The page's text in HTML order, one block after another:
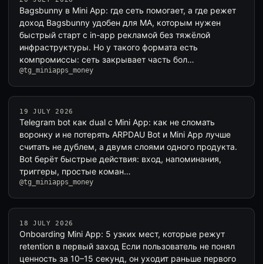
Bagsbunny в Mini App: где сеть помогает, а где режет
доход Bagsbunny удобен для MA, которым нужен
быстрый старт с in-app рекламой без тяжёлой
инфраструктуры. Но у такого формата есть
компромиссы: сеть закрывает часть бол…
@tg_miniapps_money
19 JULY 2026
Telegram bot как dual с Mini App: как не сломать
воронку и не потерять ARPDAU Bot и Mini App лучше
считать не дублем, а двумя слоями одного продукта.
Bot берёт быстрые действия: вход, напоминания,
триггеры, простые коман…
@tg_miniapps_money
18 JULY 2026
Onboarding Mini App: 5 узких мест, которые режут
retention в первый заход Если пользователь не понял
ценность за 10–15 секунд, он уходит раньше первого